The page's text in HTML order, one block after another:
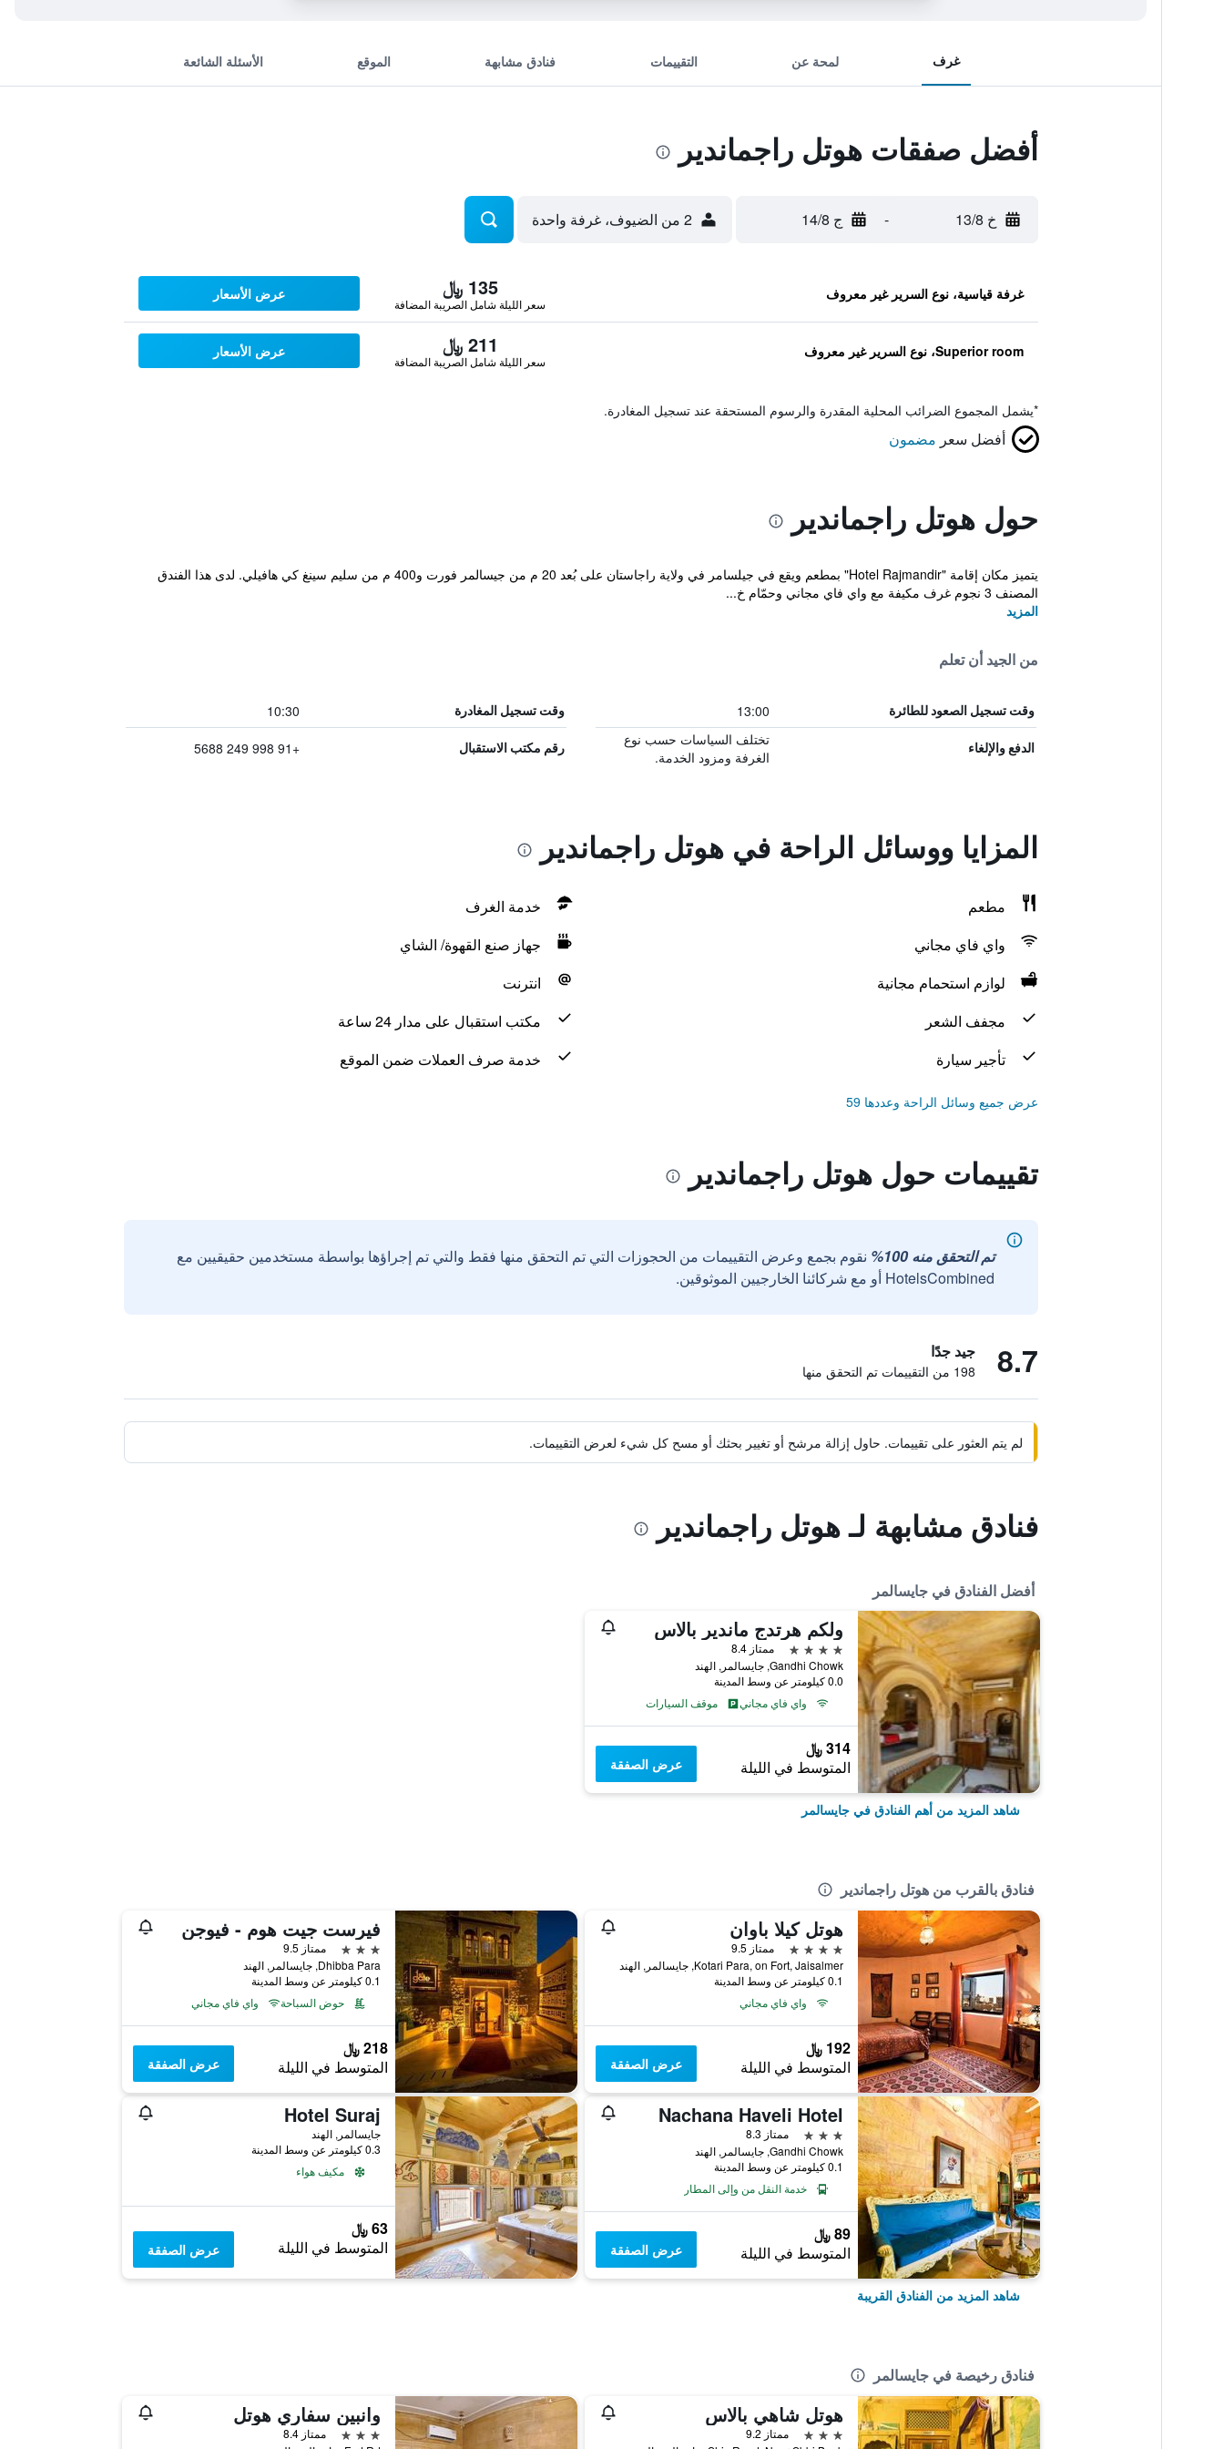
غرف لمحة عن التقييمات فنادق مشابهة الموقع الأسئلة الشائعة
أفضل صفقات هوتل راجماندير
خ 13/8 - ج 14/8 2 من الضيوف، غرفة واحدة
غرفة قياسية، نوع السرير غير معروف 135 ﷼
سعر الليلة شامل الصريبة المضافة
عرض الأسعار
Superior room، نوع السرير غير معروف 211 ﷼
سعر الليلة شامل الصريبة المضافة
عرض الأسعار
*يشمل المجموع الضرائب المحلية المقدرة والرسوم المستحقة عند تسجيل المغادرة.
أفضل سعر مضمون
حول هوتل راجماندير
يتميز مكان إقامة "Hotel Rajmandir" بمطعم ويقع في جيلسامر في ولاية راجاستان على بُعد 20 م من جيسالمر فورت و400 م من سليم سينغ كي هافيلي. لدى هذا الفندق
المصنف 3 نجوم غرف مكيفة مع واي فاي مجاني وحمّام خ...
المزيد
من الجيد أن تعلم
وقت تسجيل الصعود للطائرة 13:00 وقت تسجيل المغادرة 10:30
الدفع والإلغاء
تختلف السياسات حسب نوع
الغرفة ومزود الخدمة.
رقم مكتب الاستقبال +91 998 249 5688
المزايا ووسائل الراحة في هوتل راجماندير
مطعم
خدمة الغرف
واي فاي مجاني
جهاز صنع القهوة/ الشاي
لوازم استحمام مجانية
انترنت
مجفف الشعر
مكتب استقبال على مدار 24 ساعة
تأجير سيارة
خدمة صرف العملات ضمن الموقع
عرض جميع وسائل الراحة وعددها 59
تقييمات حول هوتل راجماندير
تم التحقق منه 100%
نقوم بجمع وعرض التقييمات من الحجوزات التي تم التحقق منها فقط والتي تم إجراؤها بواسطة مستخدمين حقيقيين مع
HotelsCombined أو مع شركائنا الخارجيين الموثوقين.
8.7 جيد جدًا
198 من التقييمات تم التحقق منها
لم يتم العثور على تقييمات. حاول إزالة مرشح أو تغيير بحثك أو مسح كل شيء لعرض التقييمات.
فنادق مشابهة لـ هوتل راجماندير
أفضل الفنادق في جايسالمر
ولكم هرتدج ماندير بالاس
4 نجوم
ممتاز 8.4
Gandhi Chowk, جايسالمر, الهند
0.0 كيلومتر عن وسط المدينة
واي فاي مجاني
موقف السيارات
314 ﷼
المتوسط في الليلة عرض الصفقة
شاهد المزيد من أهم الفنادق في جايسالمر
فنادق بالقرب من هوتل راجماندير
هوتل كيلا باوان
4 نجوم
ممتاز 9.5
Kotari Para, on Fort, Jaisalmer, جايسالمر, الهند
0.1 كيلومتر عن وسط المدينة
واي فاي مجاني
192 ﷼
المتوسط في الليلة عرض الصفقة
فيرست جيت هوم - فيوجن
3 نجوم
ممتاز 9.5
Dhibba Para, جايسالمر, الهند
0.1 كيلومتر عن وسط المدينة
حوض السباحة
واي فاي مجاني
218 ﷼
المتوسط في الليلة عرض الصفقة
Nachana Haveli Hotel
3 نجوم
ممتاز 8.3
Gandhi Chowk, جايسالمر, الهند
0.1 كيلومتر عن وسط المدينة
خدمة النقل من وإلى المطار
89 ﷼
المتوسط في الليلة عرض الصفقة
Hotel Suraj
جايسالمر, الهند
0.3 كيلومتر عن وسط المدينة
مكيف هواء
63 ﷼
المتوسط في الليلة عرض الصفقة
شاهد المزيد من الفنادق القريبة
فنادق رخيصة في جايسالمر
هوتل شاهي بالاس
3 نجوم
ممتاز 9.2
وانبين سفاري هوتل
3 نجوم
ممتاز 8.4